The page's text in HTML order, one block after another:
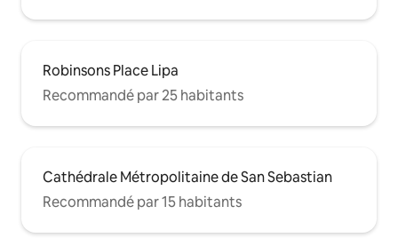
Robinsons Place Lipa
Recommandé par 25 habitants
Cathédrale Métropolitaine de San Sebastian
Recommandé par 15 habitants